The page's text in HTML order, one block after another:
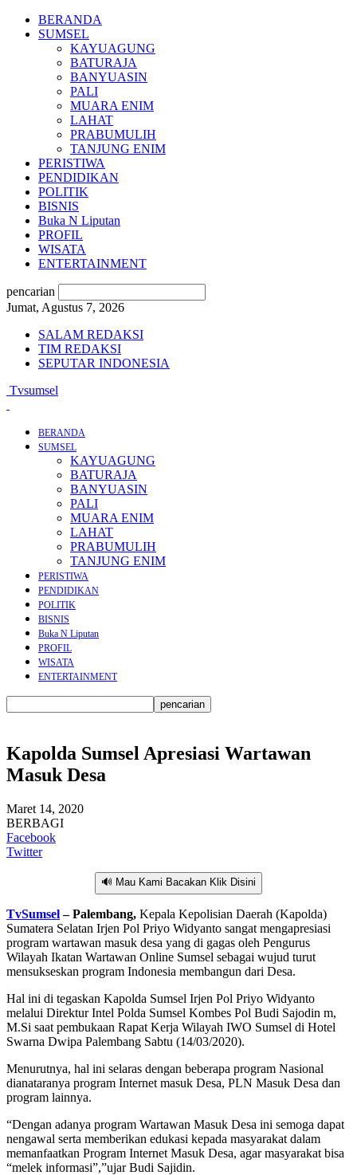
BERANDA
SUMSEL
KAYUAGUNG
BATURAJA
BANYUASIN
PALI
MUARA ENIM
LAHAT
PRABUMULIH
TANJUNG ENIM
PERISTIWA
PENDIDIKAN
POLITIK
BISNIS
Buka N Liputan
PROFIL
WISATA
ENTERTAINMENT
pencarian
Jumat, Agustus 7, 2026
SALAM REDAKSI
TIM REDAKSI
SEPUTAR INDONESIA
Tvsumsel
BERANDA
SUMSEL
KAYUAGUNG
BATURAJA
BANYUASIN
PALI
MUARA ENIM
LAHAT
PRABUMULIH
TANJUNG ENIM
PERISTIWA
PENDIDIKAN
POLITIK
BISNIS
Buka N Liputan
PROFIL
WISATA
ENTERTAINMENT
Kapolda Sumsel Apresiasi Wartawan
Masuk Desa
Maret 14, 2020
BERBAGI
Facebook
Twitter
🔊 Mau Kami Bacakan Klik Disini
TvSumsel– Palembang, Kepala Kepolisian Daerah (Kapolda)
Sumatera Selatan Irjen Pol Priyo Widyanto sangat mengapresiasi
program wartawan masuk desa yang di gagas oleh Pengurus
Wilayah Ikatan Wartawan Online Sumsel sebagai wujud turut
mensukseskan program Indonesia membangun dari Desa.
Hal ini di tegaskan Kapolda Sumsel Irjen Pol Priyo Widyanto
melalui Direktur Intel Polda Sumsel Kombes Pol Budi Sajodin m,
M.Si saat pembukaan Rapat Kerja Wilayah IWO Sumsel di Hotel
Swarna Dwipa Palembang Sabtu (14/03/2020).
Menurutnya, hal ini selaras dengan beberapa program Nasional
dianataranya program Internet masuk Desa, PLN Masuk Desa dan
program lainnya.
“Dengan adanya program Wartawan Masuk Desa ini semoga dapat
nengawal serta memberikan edukasi kepada masyarakat dalam
memanfaatkan Program Internet Masuk Desa, agar masyarakat bisa
“melek informasi”,”ujar Budi Sajidin.